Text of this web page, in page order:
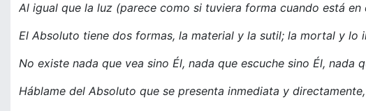
Al igual que la luz (parece como si tuviera forma cuando está
El Absoluto tiene dos formas, la material y la sutil; la mortal y
No existe nada que vea sino Él, nada que escuche sino Él, nada
Háblame del Absoluto que se presenta inmediata y